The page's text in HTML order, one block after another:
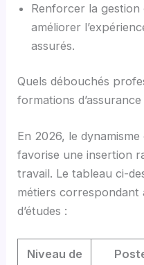
Renforcer la gestion
améliorer
assurés.
Quels débouchés
formations d’assurance
En 2026, le
favorise une insertion
travail. Le tableau ci-
métiers correspondant
d’études :
Niveau de